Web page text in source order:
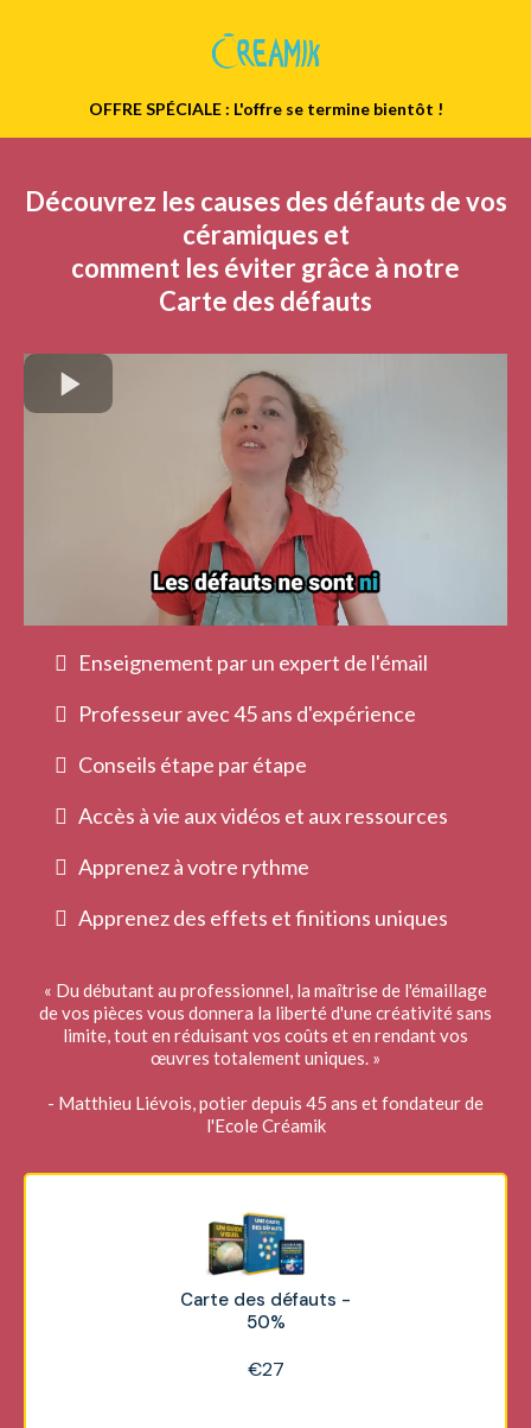
OFFRE SPÉCIALE : L'offre se termine bientôt !
Découvrez les causes des défauts de vos
céramiques et
comment les éviter grâce à notre
Carte des défauts
Enseignement par un expert de l'émail
Professeur avec 45 ans d'expérience
Conseils étape par étape
Accès à vie aux vidéos et aux ressources
Apprenez à votre rythme
Apprenez des effets et finitions uniques
« Du débutant au professionnel, la maîtrise de l'émaillage
de vos pièces vous donnera la liberté d'une créativité sans
limite, tout en réduisant vos coûts et en rendant vos
œuvres totalement uniques. »
- Matthieu Liévois, potier depuis 45 ans et fondateur de
l'Ecole Créamik
Carte des défauts -
50%
€27